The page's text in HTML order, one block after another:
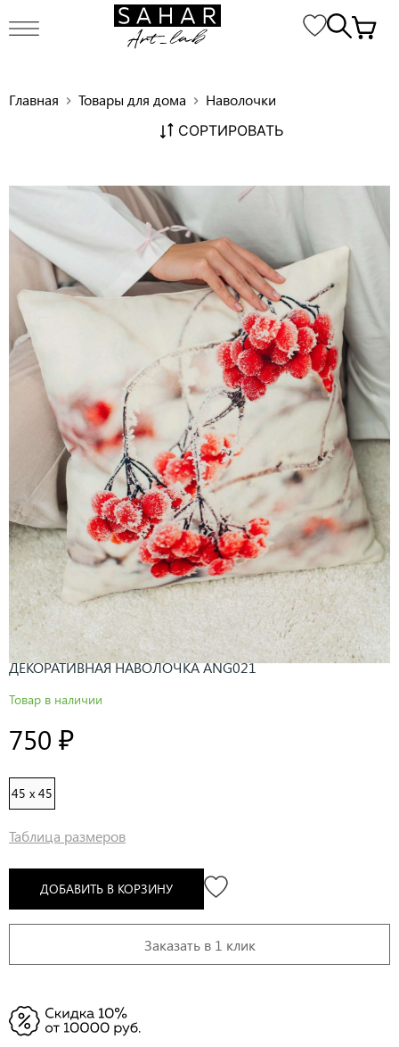
Главная chevron_right Товары для дома chevron_right Наволочки
Декоративная наволочка ANG021СОРТИРОВАТЬ
ДЕКОРАТИВНАЯ НАВОЛОЧКА ANG021
Товар в наличии
750 ₽
45 x 45
Таблица размеров
ДОБАВИТЬ В КОРЗИНУ
Заказать в 1 клик